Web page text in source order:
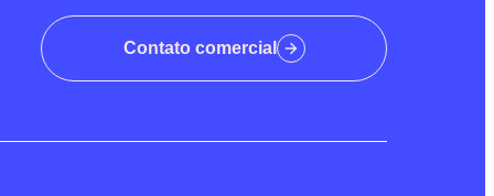
Contato comercial